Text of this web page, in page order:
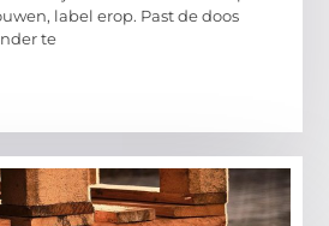
label erop. Past de doos
te